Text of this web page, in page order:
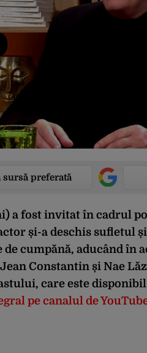
sursă preferată
a fost invitat în cadrul
și-a deschis sufletul
de cumpănă, aducând în
Constantin și Nae
care este disponibil
pe canalul de